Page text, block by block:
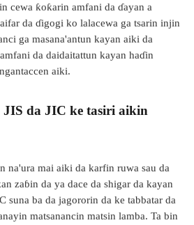
cewa ƙoƙarin amfani da ɗayan a
da ɗigogi ko lalacewa ga tsarin injin
ga masana'antun kayan aiki da
da daidaitattun kayan haɗin
aiki.
da JIC ke tasiri aikin
na'ura mai aiki da karfin ruwa sau da
zaɓin da ya dace da shigar da kayan
suna ba da jagororin da ke tabbatar da
matsanancin matsin lamba. Ta bin